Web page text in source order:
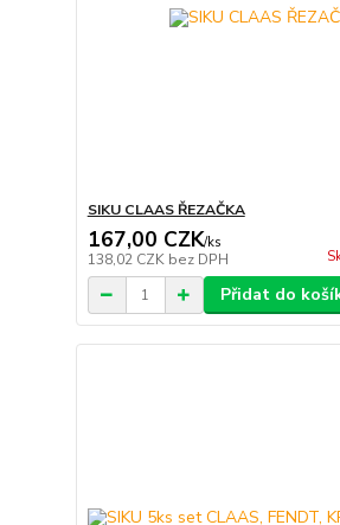
SIKU CLAAS ŘEZAČKA
167,00 CZK/ks
138,02 CZK bez DPH
Přidat do